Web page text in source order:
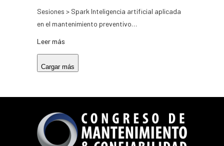
Sesiones > Spark Inteligencia artificial aplicada
en el mantenimiento preventivo…
Leer más
Cargar más